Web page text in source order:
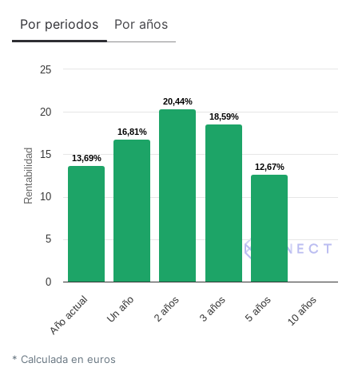
Por periodos Por años
Rentabilidad 13,69%
13,69%
16,81%
16,81%
20,44%
20,44%
18,59%
18,59%
12,67%
12,67%
Año actual Un año 2 años 3 años 5 años 10 años
0
5
10
15
20
25
* Calculada en euros